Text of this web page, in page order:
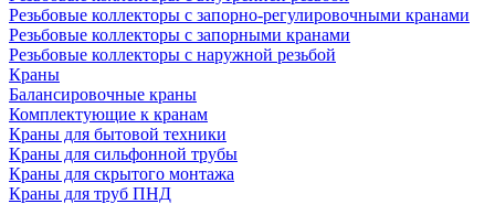
Резьбовые коллекторы с запорно-регулировочными кранами
Резьбовые коллекторы с запорными кранами
Резьбовые коллекторы с наружной резьбой
Краны
Балансировочные краны
Комплектующие к кранам
Краны для бытовой техники
Краны для сильфонной трубы
Краны для скрытого монтажа
Краны для труб ПНД